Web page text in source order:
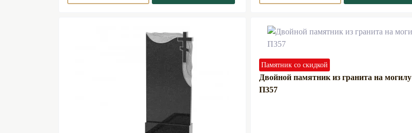
Памятник со скидкой
Двойной памятник из гранита на могилу
П357